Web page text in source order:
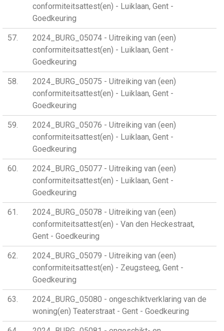
conformiteitsattest(en) - Luiklaan, Gent -
Goedkeuring
57
2024_BURG_05074 - Uitreiking van (een)
conformiteitsattest(en) - Luiklaan, Gent -
Goedkeuring
58
2024_BURG_05075 - Uitreiking van (een)
conformiteitsattest(en) - Luiklaan, Gent -
Goedkeuring
59
2024_BURG_05076 - Uitreiking van (een)
conformiteitsattest(en) - Luiklaan, Gent -
Goedkeuring
60
2024_BURG_05077 - Uitreiking van (een)
conformiteitsattest(en) - Luiklaan, Gent -
Goedkeuring
61
2024_BURG_05078 - Uitreiking van (een)
conformiteitsattest(en) - Van den Heckestraat,
Gent - Goedkeuring
62
2024_BURG_05079 - Uitreiking van (een)
conformiteitsattest(en) - Zeugsteeg, Gent -
Goedkeuring
63
2024_BURG_05080 - ongeschiktverklaring van de
woning(en) Teaterstraat - Gent - Goedkeuring